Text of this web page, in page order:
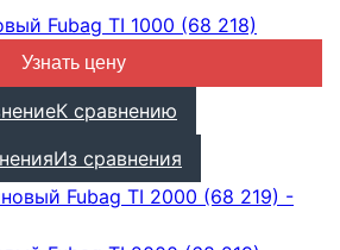
Fubag TI 1000 (68 218)
Узнать цену
К сравнению
Из сравнения